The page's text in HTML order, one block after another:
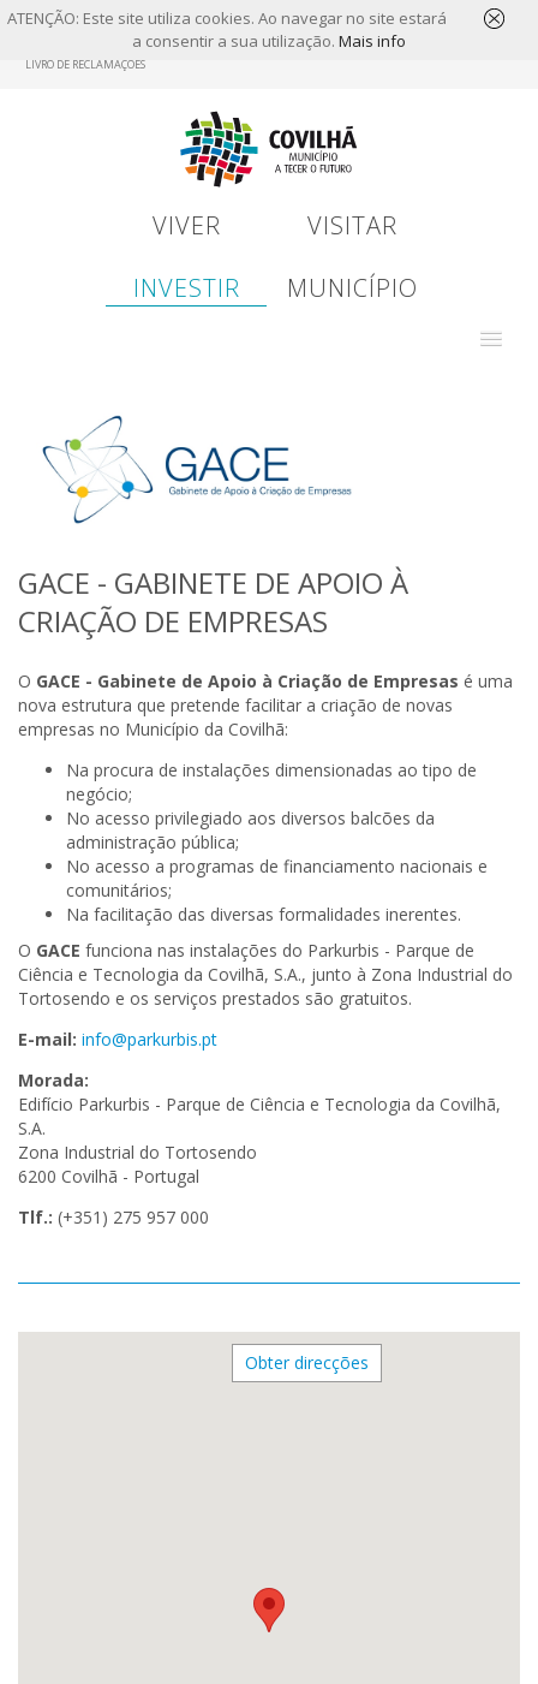
ATENÇÃO: Este site utiliza cookies. Ao navegar no site estará
a consentir a sua utilização. Mais info
LIVRO DE RECLAMAÇÕES
VIVER
VISITAR
INVESTIR
MUNICÍPIO
GACE - GABINETE DE APOIO À
CRIAÇÃO DE EMPRESAS
O GACE - Gabinete de Apoio à Criação de Empresas é uma
nova estrutura que pretende facilitar a criação de novas
empresas no Município da Covilhã:
Na procura de instalações dimensionadas ao tipo de
negócio;
No acesso privilegiado aos diversos balcões da
administração pública;
No acesso a programas de financiamento nacionais e
comunitários;
Na facilitação das diversas formalidades inerentes.
O GACE funciona nas instalações do Parkurbis - Parque de
Ciência e Tecnologia da Covilhã, S.A., junto à Zona Industrial do
Tortosendo e os serviços prestados são gratuitos.
E-mail: info@parkurbis.pt
Morada:
Edifício Parkurbis - Parque de Ciência e Tecnologia da Covilhã,
S.A.
Zona Industrial do Tortosendo
6200 Covilhã - Portugal
Tlf.: (+351) 275 957 000
Obter direcções